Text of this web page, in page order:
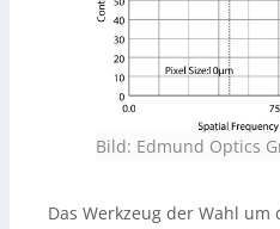
Bild: Edmund Optics
Das Werkzeug der Wahl